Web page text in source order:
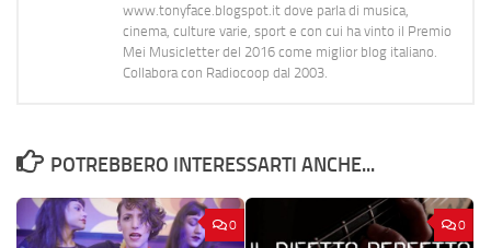
www.tonyface.blogspot.it dove parla di musica,
cinema, culture varie, sport e con cui ha vinto il Premio
Mei Musicletter del 2016 come miglior blog italiano.
Collabora con Radiocoop dal 2003.
POTREBBERO INTERESSARTI ANCHE...
0 0